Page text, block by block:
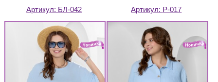
Артикул: БЛ-042 Артикул: Р-017